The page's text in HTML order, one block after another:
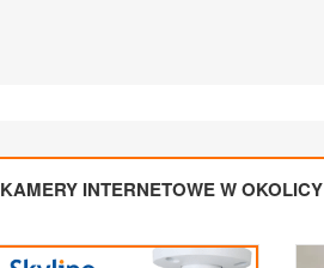
KAMERY INTERNETOWE W OKOLICY